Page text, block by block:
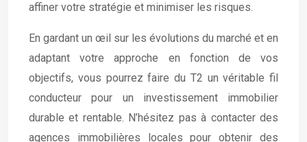
affiner votre stratégie et minimiser les risques.
En gardant un œil sur les évolutions du marché et en
adaptant votre approche en fonction de vos
objectifs, vous pourrez faire du T2 un véritable fil
conducteur pour un investissement immobilier
durable et rentable. N’hésitez pas à contacter des
agences immobilières locales pour obtenir des